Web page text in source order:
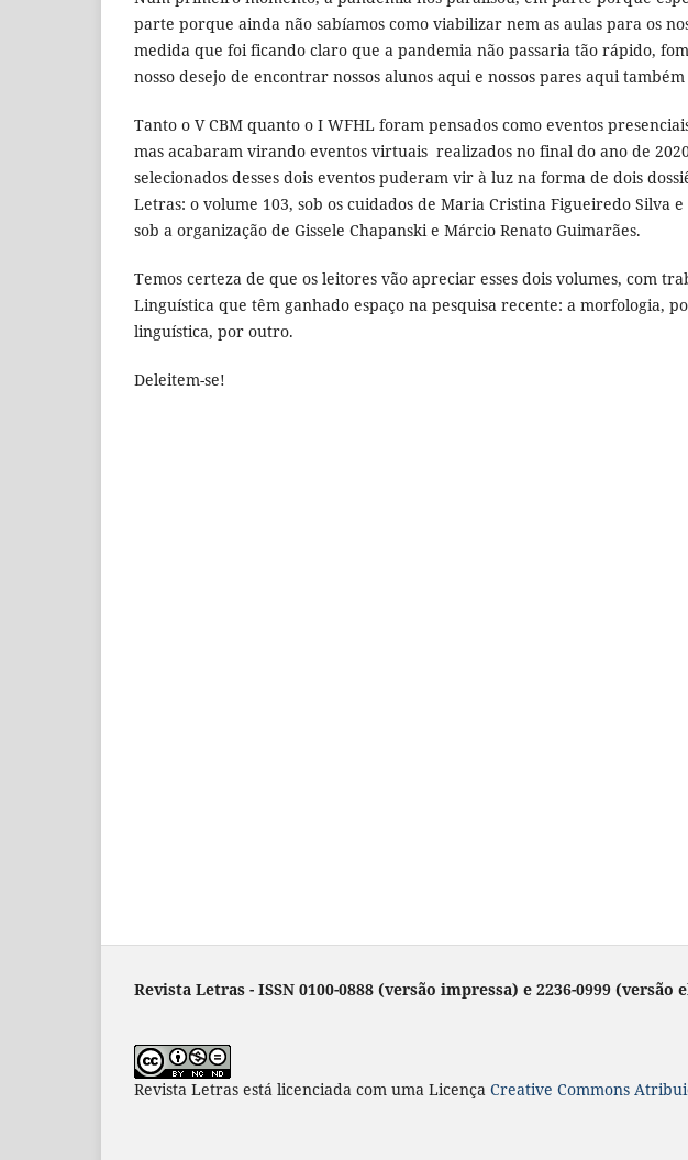
parte porque ainda não sabíamos como viabilizar nem as aulas para os
medida que foi ficando claro que a pandemia não passaria tão rápido,
nosso desejo de encontrar nossos alunos aqui e nossos pares aqui
Tanto o V CBM quanto o I WFHL foram pensados como eventos
mas acabaram virando eventos virtuais realizados no final do ano de
selecionados desses dois eventos puderam vir à luz na forma de dois
Letras: o volume 103, sob os cuidados de Maria Cristina Figueiredo Silva
sob a organização de Gissele Chapanski e Márcio Renato Guimarães.
Temos certeza de que os leitores vão apreciar esses dois volumes, com
Linguística que têm ganhado espaço na pesquisa recente: a morfologia,
linguística, por outro.
Deleitem-se!
Revista Letras - ISSN 0100-0888 (versão impressa) e 2236-0999 (versão
Revista Letras está licenciada com uma Licença Creative Commons